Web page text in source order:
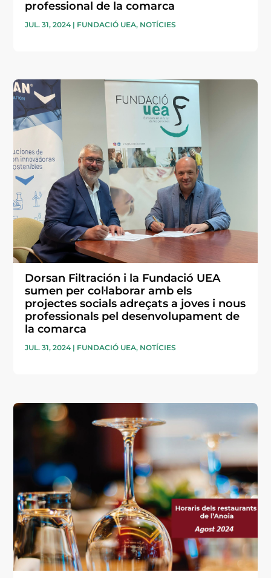
professional de la comarca
JUL. 31, 2024 | FUNDACIÓ UEA, NOTÍCIES
Dorsan Filtración i la Fundació UEA
sumen per col·laborar amb els
projectes socials adreçats a joves i nous
professionals pel desenvolupament de
la comarca
JUL. 31, 2024 | FUNDACIÓ UEA, NOTÍCIES